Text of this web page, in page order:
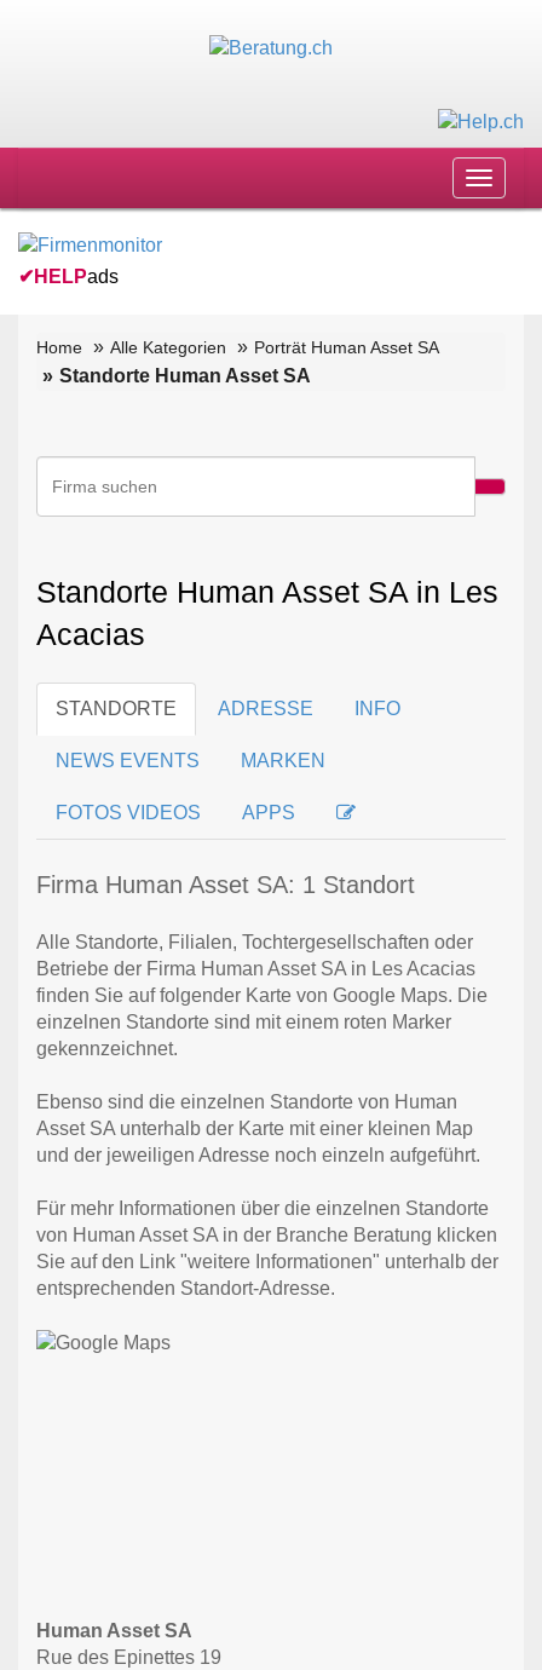
Toggle
✔ HELPads
Home Alle Kategorien Porträt Human Asset SA
Standorte Human Asset SA
Standorte Human Asset SA in Les
Acacias
STANDORTE ADRESSE INFO
NEWS EVENTS MARKEN
FOTOS VIDEOS APPS
Firma Human Asset SA: 1 Standort
Alle Standorte, Filialen, Tochtergesellschaften oder
Betriebe der Firma Human Asset SA in Les Acacias
finden Sie auf folgender Karte von Google Maps. Die
einzelnen Standorte sind mit einem roten Marker
gekennzeichnet.
Ebenso sind die einzelnen Standorte von Human
Asset SA unterhalb der Karte mit einer kleinen Map
und der jeweiligen Adresse noch einzeln aufgeführt.
Für mehr Informationen über die einzelnen Standorte
von Human Asset SA in der Branche Beratung klicken
Sie auf den Link "weitere Informationen" unterhalb der
entsprechenden Standort-Adresse.
Human Asset SA
Rue des Epinettes 19